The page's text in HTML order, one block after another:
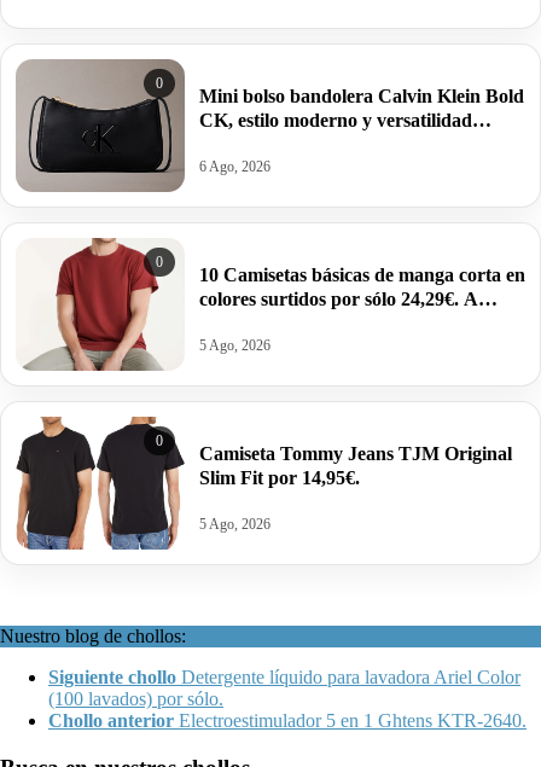
0
Mini bolso bandolera Calvin Klein Bold
CK, estilo moderno y versatilidad
6 Ago, 2026
0
10 Camisetas básicas de manga corta en
colores surtidos por sólo 24,29€. A
5 Ago, 2026
0
Camiseta Tommy Jeans TJM Original
Slim Fit por 14,95€.
5 Ago, 2026
Nuestro blog de chollos:
Siguiente chollo Detergente líquido para lavadora Ariel Color
(100 lavados) por sólo.
Chollo anterior Electroestimulador 5 en 1 Ghtens KTR-2640.